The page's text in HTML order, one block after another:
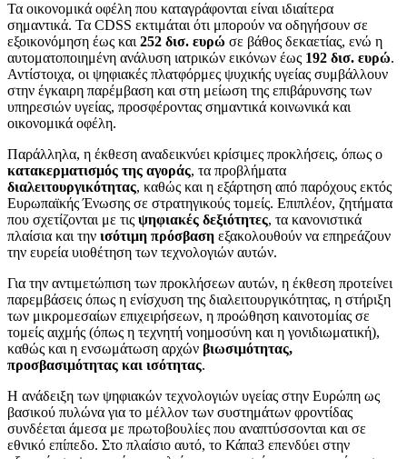
Τα οικονομικά οφέλη που καταγράφονται είναι ιδιαίτερα
σημαντικά. Τα CDSS εκτιμάται ότι μπορούν να οδηγήσουν σε
εξοικονόμηση έως και 252 δισ. ευρώ σε βάθος δεκαετίας, ενώ η
αυτοματοποιημένη ανάλυση ιατρικών εικόνων έως 192 δισ. ευρώ.
Αντίστοιχα, οι ψηφιακές πλατφόρμες ψυχικής υγείας συμβάλλουν
στην έγκαιρη παρέμβαση και στη μείωση της επιβάρυνσης των
υπηρεσιών υγείας, προσφέροντας σημαντικά κοινωνικά και
οικονομικά οφέλη.
Παράλληλα, η έκθεση αναδεικνύει κρίσιμες προκλήσεις, όπως ο
κατακερματισμός της αγοράς, τα προβλήματα
διαλειτουργικότητας, καθώς και η εξάρτηση από παρόχους εκτός
Ευρωπαϊκής Ένωσης σε στρατηγικούς τομείς. Επιπλέον, ζητήματα
που σχετίζονται με τις ψηφιακές δεξιότητες, τα κανονιστικά
πλαίσια και την ισότιμη πρόσβαση εξακολουθούν να επηρεάζουν
την ευρεία υιοθέτηση των τεχνολογιών αυτών.
Για την αντιμετώπιση των προκλήσεων αυτών, η έκθεση προτείνει
παρεμβάσεις όπως η ενίσχυση της διαλειτουργικότητας, η στήριξη
των μικρομεσαίων επιχειρήσεων, η προώθηση καινοτομίας σε
τομείς αιχμής (όπως η τεχνητή νοημοσύνη και η γονιδιωματική),
καθώς και η ενσωμάτωση αρχών βιωσιμότητας,
προσβασιμότητας και ισότητας.
Η ανάδειξη των ψηφιακών τεχνολογιών υγείας στην Ευρώπη ως
βασικού πυλώνα για το μέλλον των συστημάτων φροντίδας
συνδέεται άμεσα με πρωτοβουλίες που αναπτύσσονται και σε
εθνικό επίπεδο. Στο πλαίσιο αυτό, το Κάπα3 επενδύει στην